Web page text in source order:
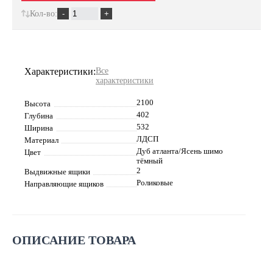
Характеристики:Все
характеристики
Высота
2100
Глубина
402
Ширина
532
Материал
ЛДСП
Цвет
Дуб атланта/Ясень шимо
тёмный
Выдвижные ящики
2
Направляющие ящиков
Роликовые
ОПИСАНИЕ ТОВАРА
Кол-во: